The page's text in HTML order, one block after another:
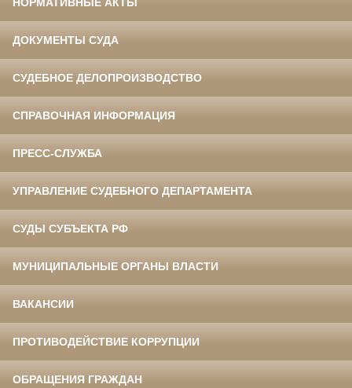
ДОКУМЕНТЫ СУДА
СУДЕБНОЕ ДЕЛОПРОИЗВОДСТВО
СПРАВОЧНАЯ ИНФОРМАЦИЯ
ПРЕСС-СЛУЖБА
УПРАВЛЕНИЕ СУДЕБНОГО ДЕПАРТАМЕНТА
СУДЫ СУБЪЕКТА РФ
МУНИЦИПАЛЬНЫЕ ОРГАНЫ ВЛАСТИ
ВАКАНСИИ
ПРОТИВОДЕЙСТВИЕ КОРРУПЦИИ
ОБРАЩЕНИЯ ГРАЖДАН